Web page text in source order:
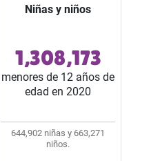
Niñas y niños
1,308,173
menores de 12 años de
edad en 2020
644,902 niñas y 663,271
niños.
Niñas y niños
Representaron 2 de
cada 10 habitantes del
estado.